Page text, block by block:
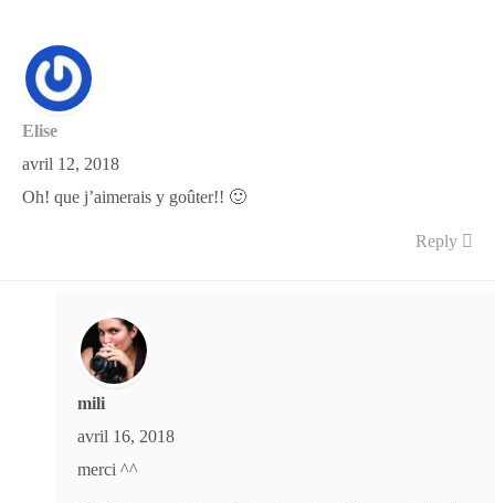
Elise
avril 12, 2018
Oh! que j’aimerais y goûter!! 🙂
Reply
mili
avril 16, 2018
merci ^^